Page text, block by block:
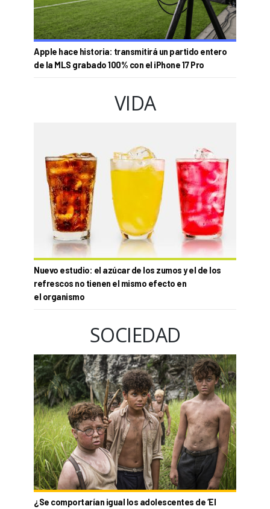
Apple hace historia: transmitirá un partido entero
de la MLS grabado 100% con el iPhone 17 Pro
VIDA
Nuevo estudio: el azúcar de los zumos y el de los
refrescos no tienen el mismo efecto en
el organismo
SOCIEDAD
¿Se comportarían igual los adolescentes de ‘El